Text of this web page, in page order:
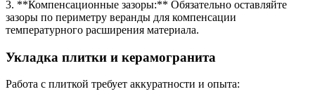
3. **Компенсационные зазоры:** Обязательно оставляйте
зазоры по периметру веранды для компенсации
температурного расширения материала.
Укладка плитки и керамогранита
Работа с плиткой требует аккуратности и опыта: